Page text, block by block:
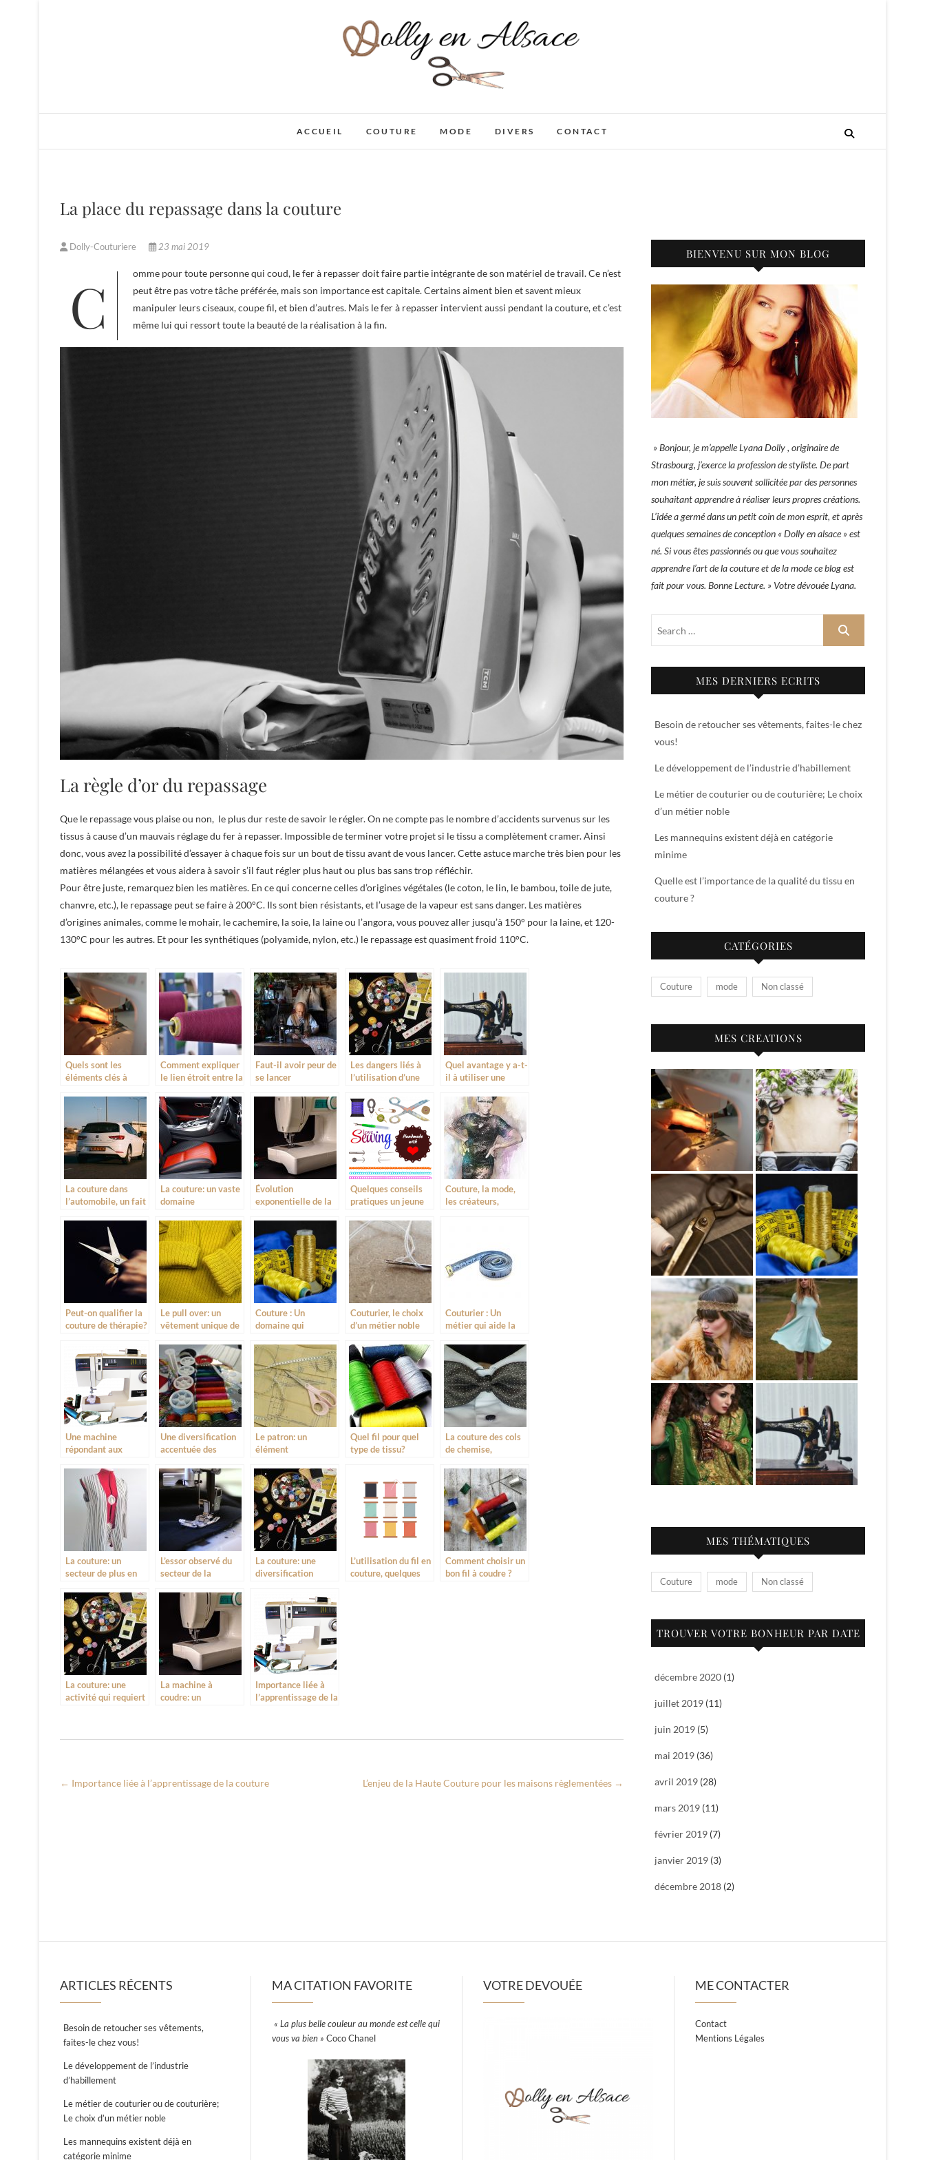
Dolly en Alsace
ACCUEIL COUTURE MODE DIVERS CONTACT
La place du repassage dans la couture
Dolly-Couturiere 23 mai 2019
Comme pour toute personne qui coud, le fer à repasser doit faire partie intégrante de son matériel de travail. Ce n’est
peut être pas votre tâche préférée, mais son importance est capitale. Certains aiment bien et savent mieux
manipuler leurs ciseaux, coupe fil, et bien d’autres. Mais le fer à repasser intervient aussi pendant la couture, et c’est
même lui qui ressort toute la beauté de la réalisation à la fin.
La règle d’or du repassage
Que le repassage vous plaise ou non, le plus dur reste de savoir le régler. On ne compte pas le nombre d’accidents survenus sur les
tissus à cause d’un mauvais réglage du fer à repasser. Impossible de terminer votre projet si le tissu a complètement cramer. Ainsi
donc, vous avez la possibilité d’essayer à chaque fois sur un bout de tissu avant de vous lancer. Cette astuce marche très bien pour les
matières mélangées et vous aidera à savoir s’il faut régler plus haut ou plus bas sans trop réfléchir.
Pour être juste, remarquez bien les matières. En ce qui concerne celles d’origines végétales (le coton, le lin, le bambou, toile de jute,
chanvre, etc.), le repassage peut se faire à 200°C. Ils sont bien résistants, et l’usage de la vapeur est sans danger. Les matières
d’origines animales, comme le mohair, le cachemire, la soie, la laine ou l’angora, vous pouvez aller jusqu’à 150° pour la laine, et 120-
130°C pour les autres. Et pour les synthétiques (polyamide, nylon, etc.) le repassage est quasiment froid 110°C.
Quels sont les
éléments clés à
pour acheter une
Comment expliquer
le lien étroit entre la
la mode ?
Faut-il avoir peur de
se lancer
la couture?
Les dangers liés à
l’utilisation d’une
Quel avantage y a-t-
il à utiliser une
« vintage »?
La couture dans
l’automobile, un fait
La couture: un vaste
domaine
Évolution
exponentielle de la
Quelques conseils
pratiques un jeune
Couture, la mode,
les créateurs,
Peut-on qualifier la
couture de thérapie?
Le pull over: un
vêtement unique de
Couture : Un
domaine qui
divers secteurs
Couturier, le choix
d’un métier noble
Couturier : Un
métier qui aide la
Une machine
répondant aux
besoins de son
utilisateur
Une diversification
accentuée des
dans le couture
actuelle
Le patron: un
élément
couture moderne
Quel fil pour quel
type de tissu?
La couture des cols
de chemise,
différences ?
La couture: un
secteur de plus en
L’essor observé du
secteur de la
La couture: une
diversification
vestimentaires
L’utilisation du fil en
couture, quelques
Comment choisir un
bon fil à coudre ?
La couture: une
activité qui requiert
La machine à
coudre: un
Importance liée à
l’apprentissage de la
← Importance liée à l’apprentissage de la couture L’enjeu de la Haute Couture pour les maisons règlementées →
BIENVENU SUR MON BLOG
» Bonjour, je m’appelle Lyana Dolly , originaire de
Strasbourg, j’exerce la profession de styliste. De part
mon métier, je suis souvent sollicitée par des personnes
souhaitant apprendre à réaliser leurs propres créations.
L’idée a germé dans un petit coin de mon esprit, et après
quelques semaines de conception « Dolly en alsace » est
né. Si vous êtes passionnés ou que vous souhaitez
apprendre l’art de la couture et de la mode ce blog est
fait pour vous. Bonne Lecture. » Votre dévouée Lyana.
MES DERNIERS ECRITS
Besoin de retoucher ses vêtements, faites-le chez
vous!
Le développement de l’industrie d’habillement
Le métier de couturier ou de couturière; Le choix
d’un métier noble
Les mannequins existent déjà en catégorie
minime
Quelle est l’importance de la qualité du tissu en
couture ?
CATÉGORIES
Couture mode Non classé
MES CREATIONS
MES THÉMATIQUES
Couture mode Non classé
TROUVER VOTRE BONHEUR PAR DATE
décembre 2020 (1)
juillet 2019 (11)
juin 2019 (5)
mai 2019 (36)
avril 2019 (28)
mars 2019 (11)
février 2019 (7)
janvier 2019 (3)
décembre 2018 (2)
ARTICLES RÉCENTS
Besoin de retoucher ses vêtements,
faites-le chez vous!
Le développement de l’industrie
d’habillement
Le métier de couturier ou de couturière;
Le choix d’un métier noble
Les mannequins existent déjà en
catégorie minime
MA CITATION FAVORITE
« La plus belle couleur au monde est celle qui
vous va bien » Coco Chanel
VOTRE DEVOUÉE ME CONTACTER
Contact
Mentions Légales